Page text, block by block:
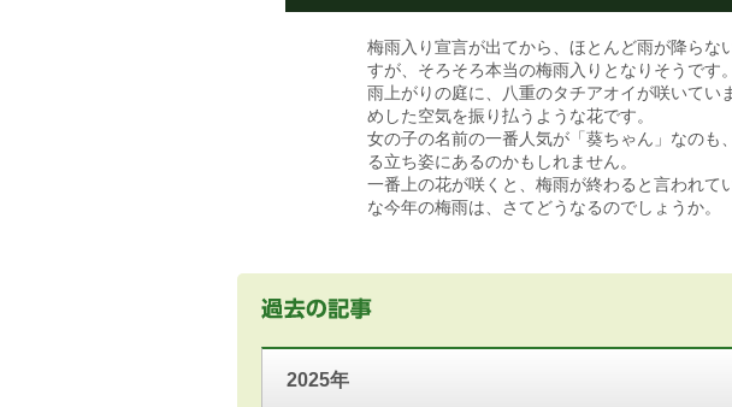
梅雨入り宣言が出てから、ほとんど雨が降らな
すが、そろそろ本当の梅雨入りとなりそうです。
雨上がりの庭に、八重のタチアオイが咲いてい
めした空気を振り払うような花です。
女の子の名前の一番人気が「葵ちゃん」なのも
る立ち姿にあるのかもしれません。
一番上の花が咲くと、梅雨が終わると言われて
な今年の梅雨は、さてどうなるのでしょうか。
2025年